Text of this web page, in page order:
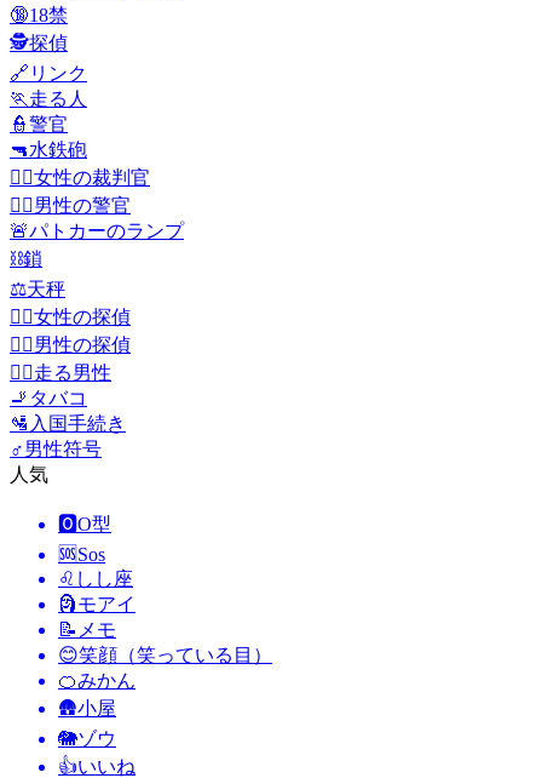
🔞18禁
🕵️探偵
🔗 リンク
🏃 走る人
👮警官
🔫水鉄砲
👩‍⚖️女性の裁判官
👮‍♂️男性の警官
🚨パトカーのランプ
⛓️鎖
⚖️天秤
🕵️‍♀️女性の探偵
🕵️‍♂️男性の探偵
🏃‍♂️走る男性
🚬 タバコ
🛂 入国手続き
♂️男性符号
人気
🅾️O型
🆘Sos
♌ しし座
🗿モアイ
📝 メモ
😊笑顔（笑っている目）
🍊みかん
🛖小屋
🐘ゾウ
👍いいね